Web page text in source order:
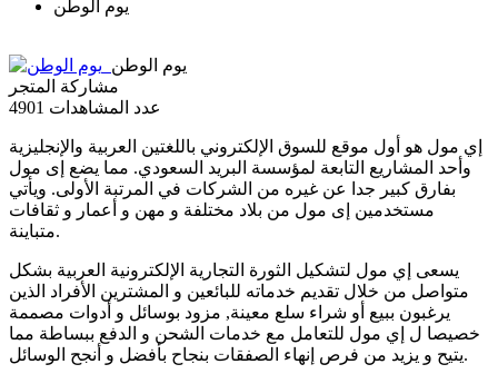
مشاركة المتجر
عدد المشاهدات 4901
إي مول هو أول موقع للسوق الإلكتروني باللغتين العربية والإنجليزية
وأحد المشاريع التابعة لمؤسسة البريد السعودي. مما يضع إى مول
بفارق كبير جدا عن غيره من الشركات في المرتبة الأولى. ويأتي
مستخدمين إى مول من بلاد مختلفة و مهن و أعمار و ثقافات
متباينة.
يسعى إي مول لتشكيل الثورة التجارية الإلكترونية العربية بشكل
متواصل من خلال تقديم خدماته للبائعين و المشترين الأفراد الذين
يرغبون ببيع أو شراء سلع معينة, مزود بوسائل و أدوات مصممة
خصيصا ل إي مول للتعامل مع خدمات الشحن و الدفع ببساطة مما
يتيح و يزيد من فرص إنهاء الصفقات بنجاح بأفضل و أنجح الوسائل.